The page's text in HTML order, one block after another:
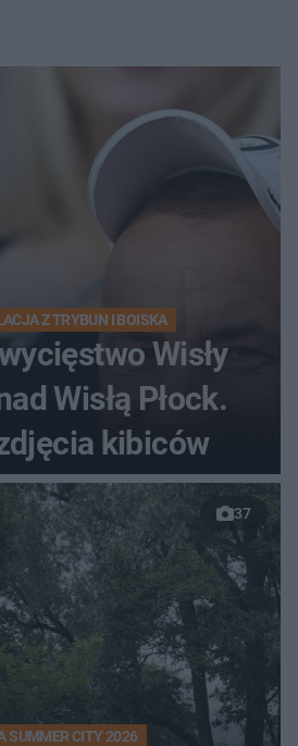
Z TRYBUN I BOISKA
Wisły
Wisłą Płock.
kibiców
37
SUMMER CITY 2026